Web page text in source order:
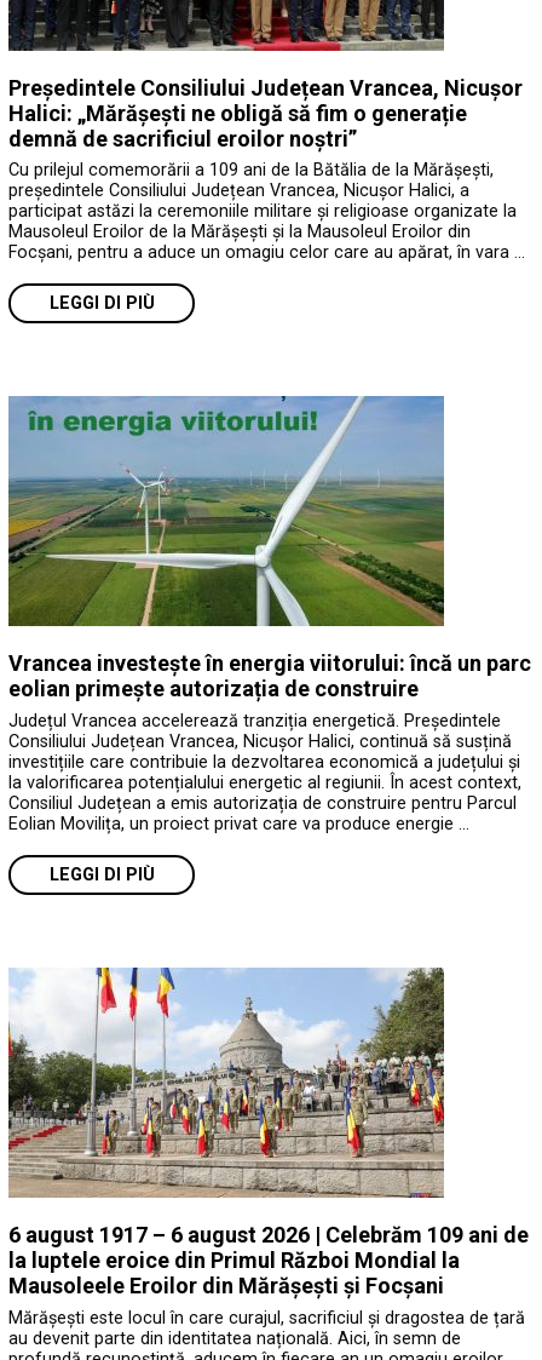
Președintele Consiliului Județean Vrancea, Nicușor
Halici: „Mărășești ne obligă să fim o generație
demnă de sacrificiul eroilor noștri”
Cu prilejul comemorării a 109 ani de la Bătălia de la Mărășești,
președintele Consiliului Județean Vrancea, Nicușor Halici, a
participat astăzi la ceremoniile militare și religioase organizate la
Mausoleul Eroilor de la Mărășești și la Mausoleul Eroilor din
Focșani, pentru a aduce un omagiu celor care au apărat, în vara …
LEGGI DI PIÙ
Vrancea investește în energia viitorului: încă un parc
eolian primește autorizația de construire
Județul Vrancea accelerează tranziția energetică. Președintele
Consiliului Județean Vrancea, Nicușor Halici, continuă să susțină
investițiile care contribuie la dezvoltarea economică a județului și
la valorificarea potențialului energetic al regiunii. În acest context,
Consiliul Județean a emis autorizația de construire pentru Parcul
Eolian Movilița, un proiect privat care va produce energie …
LEGGI DI PIÙ
6 august 1917 – 6 august 2026 | Celebrăm 109 ani de
la luptele eroice din Primul Război Mondial la
Mausoleele Eroilor din Mărășești și Focșani
Mărășești este locul în care curajul, sacrificiul și dragostea de țară
au devenit parte din identitatea națională. Aici, în semn de